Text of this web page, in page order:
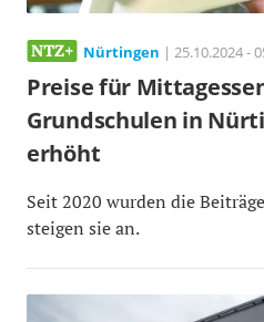
Nürtingen | 25.10.2024 -
Preise für
Grundschulen in
erhöht
Seit 2020 wurden die
steigen sie an.